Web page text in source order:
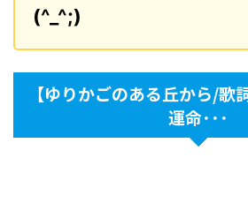
(^_^;)
【ゆりかごのある丘から/
運命･･･